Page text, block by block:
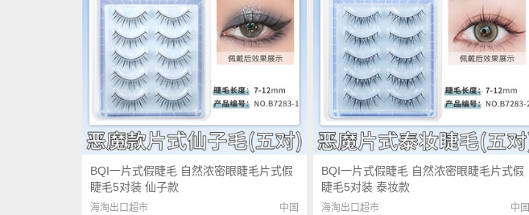
BQI一片式假睫毛 自然浓密眼睫毛片式假
睫毛5对装 仙子款
海淘出口超市 中国
BQI一片式假睫毛 自然浓密眼睫毛片式假
睫毛5对装 泰妆款
海淘出口超市 中国